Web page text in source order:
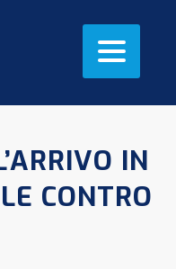
IN
CONTRO